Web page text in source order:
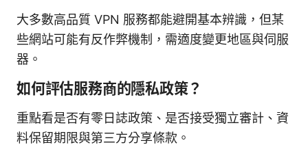
大多數高品質 VPN 服務都能避開基本辨識，但某
些網站可能有反作弊機制，需適度變更地區與伺服
器。
如何評估服務商的隱私政策？
重點看是否有零日誌政策、是否接受獨立審計、資
料保留期限與第三方分享條款。